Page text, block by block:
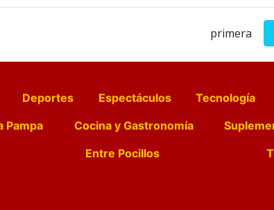
primera
Deportes Espectáculos Tecnología
Pampa Cocina y Gastronomía
Entre Pocillos